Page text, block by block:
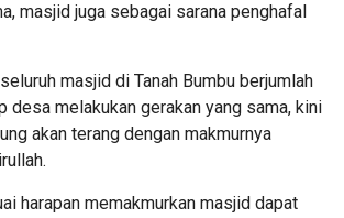
masjid juga sebagai sarana penghafal
masjid di Tanah Bumbu berjumlah
desa melakukan gerakan yang sama, kini
akan terang dengan makmurnya
harapan memakmurkan masjid dapat